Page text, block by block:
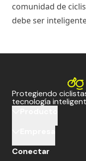
comunidad de
debe ser
Protegiendo
tecnología
Conectar